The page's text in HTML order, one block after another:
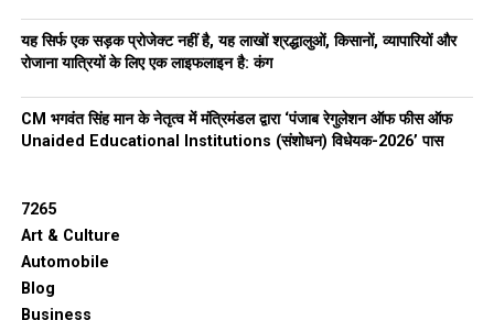
विपक्ष की स्थिति
SADने कड़ी टक्कर दी, लेकिन AAP से पीछे रह गया।
उम्मीदवार मंदीप सिंह
कांग्रेस
मिले।
बीजेपी
यह सिर्फ एक सड़क प्रोजेक्ट नहीं है, यह लाखों श्रद्धालुओं, किसानों, व्यापारियों और
रोजाना यात्रियों के लिए एक लाइफलाइन है: कंग
CM भगवंत सिंह मान के नेतृत्व में मंत्रिमंडल द्वारा ‘पंजाब रेगुलेशन ऑफ फीस ऑफ
Unaided Educational Institutions (संशोधन) विधेयक-2026’ पास
7265
Art & Culture
Automobile
Blog
Business